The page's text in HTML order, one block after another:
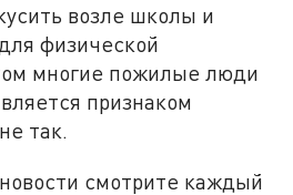
возле школы и
физической
многие пожилые люди
признаком
так.
смотрите каждый